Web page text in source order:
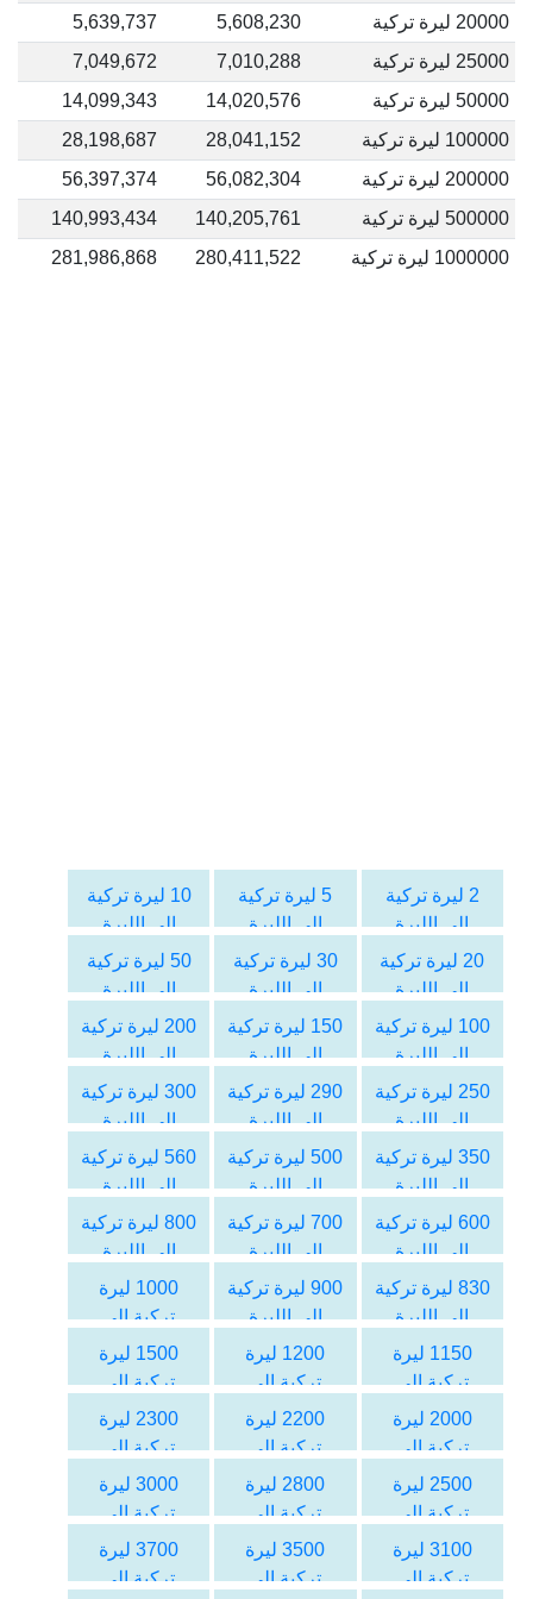
20000 ليرة تركية 5,608,230
5,639,737
25000 ليرة تركية
7,010,288
7,049,672
50000 ليرة تركية
14,020,576
14,099,343
100000 ليرة تركية
28,041,152
28,198,687
200000 ليرة تركية
56,082,304
56,397,374
500000 ليرة تركية
140,205,761
140,993,434
1000000 ليرة تركية
280,411,522
281,986,868
2 ليرة تركية
الى الليرة
السورية
5 ليرة تركية
الى الليرة
السورية
10 ليرة تركية
الى الليرة
السورية
20 ليرة تركية
الى الليرة
السورية
30 ليرة تركية
الى الليرة
السورية
50 ليرة تركية
الى الليرة
السورية
100 ليرة تركية
الى الليرة
السورية
150 ليرة تركية
الى الليرة
السورية
200 ليرة تركية
الى الليرة
السورية
250 ليرة تركية
الى الليرة
السورية
290 ليرة تركية
الى الليرة
السورية
300 ليرة تركية
الى الليرة
السورية
350 ليرة تركية
الى الليرة
السورية
500 ليرة تركية
الى الليرة
السورية
560 ليرة تركية
الى الليرة
السورية
600 ليرة تركية
الى الليرة
السورية
700 ليرة تركية
الى الليرة
السورية
800 ليرة تركية
الى الليرة
السورية
830 ليرة تركية
الى الليرة
السورية
900 ليرة تركية
الى الليرة
السورية
1000 ليرة
تركية الى
الليرة السورية
1150 ليرة
تركية الى
الليرة السورية
1200 ليرة
تركية الى
الليرة السورية
1500 ليرة
تركية الى
الليرة السورية
2000 ليرة
تركية الى
الليرة السورية
2200 ليرة
تركية الى
الليرة السورية
2300 ليرة
تركية الى
الليرة السورية
2500 ليرة
تركية الى
الليرة السورية
2800 ليرة
تركية الى
الليرة السورية
3000 ليرة
تركية الى
الليرة السورية
3100 ليرة
تركية الى
3500 ليرة
تركية الى
3700 ليرة
تركية الى